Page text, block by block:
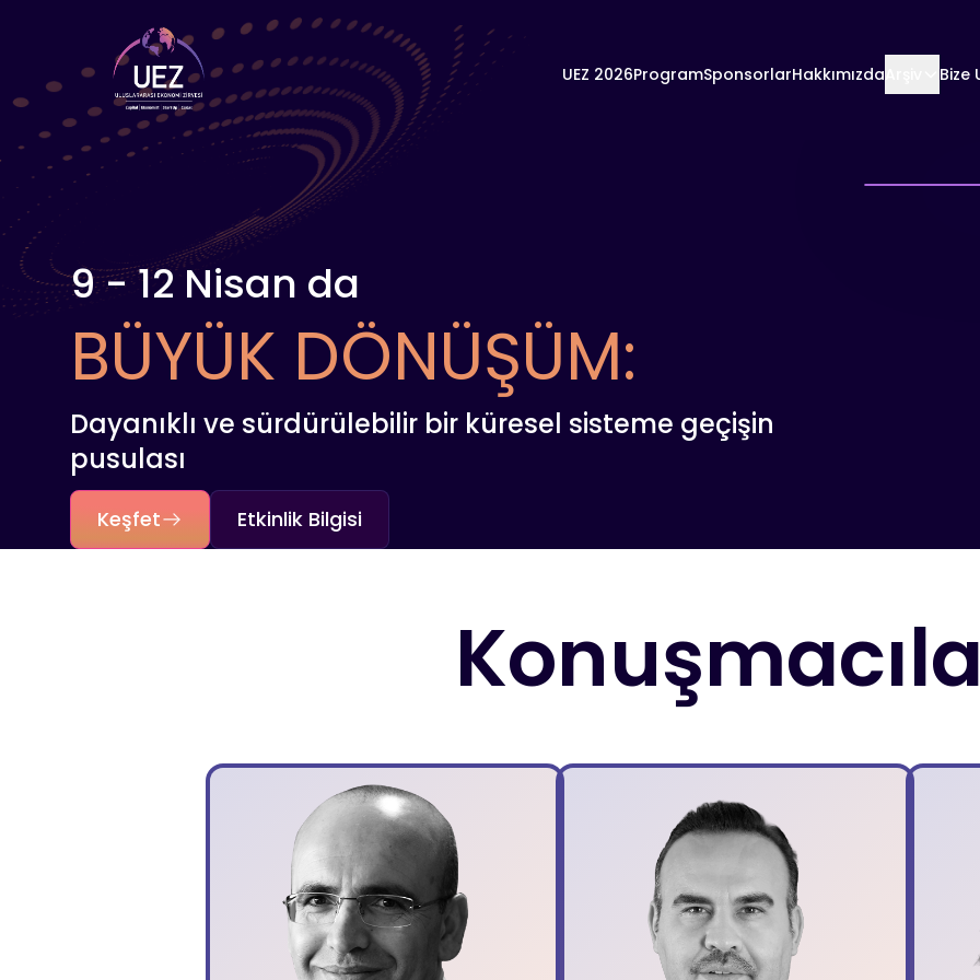
UEZ 2026ProgramSponsorlarHakkımızda Bize
9 - 12 Nisan da
BÜYÜK DÖNÜŞÜM:
Dayanıklı ve sürdürülebilir bir küresel sisteme geçişin
pusulası
Keşfet Etkinlik Bilgisi